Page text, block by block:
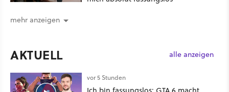
mehr anzeigen
AKTUELL alle anzeigen
vor 5 Stunden